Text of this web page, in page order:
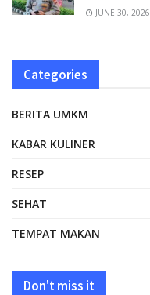
JUNE 30, 2026
Categories
BERITA UMKM
KABAR KULINER
RESEP
SEHAT
TEMPAT MAKAN
Don't miss it